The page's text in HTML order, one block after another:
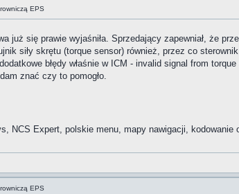
EPS
już się prawie wyjaśniła. Sprzedający zapewniał, że
siły skrętu (torque sensor) również, przez co
błędy właśnie w ICM - invalid signal from
znać czy to pomogło.
NCS Expert, polskie menu, mapy nawigacji,
EPS